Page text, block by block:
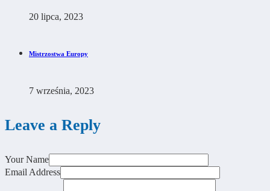
20 lipca, 2023
Mistrzostwa Europy
7 września, 2023
Leave a Reply
Your Name
Email Address